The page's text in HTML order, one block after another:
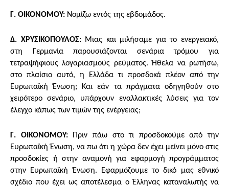
Γ. ΟΙΚΟΝΟΜΟΥ: Νομίζω εντός της εβδομάδος.
Δ. ΧΡΥΣΙΚΟΠΟΥΛΟΣ: Μιας και μιλήσαμε για το ενεργειακό,
στη Γερμανία παρουσιάζονται σενάρια τρόμου για
τετραψήφιους λογαριασμούς ρεύματος. Ήθελα να ρωτήσω,
στο πλαίσιο αυτό, η Ελλάδα τι προσδοκά πλέον από την
Ευρωπαϊκή Ένωση; Και εάν τα πράγματα οδηγηθούν στο
χειρότερο σενάριο, υπάρχουν εναλλακτικές λύσεις για τον
έλεγχο κάπως των τιμών της ενέργειας;
Γ. ΟΙΚΟΝΟΜΟΥ:
Πριν πάω στο τι προσδοκούμε από την
Ευρωπαϊκή Ένωση, να πω ότι η χώρα δεν έχει μείνει μόνο στις
προσδοκίες ή στην αναμονή για εφαρμογή προγράμματος
στην Ευρωπαϊκή Ένωση. Εφαρμόζουμε το δικό μας εθνικό
σχέδιο που έχει ως αποτέλεσμα ο Έλληνας καταναλωτής να